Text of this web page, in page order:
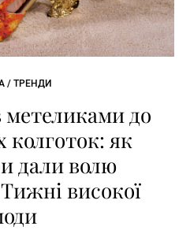
/ ТРЕНДИ
метеликами до
колготок: як
дали волю
високої